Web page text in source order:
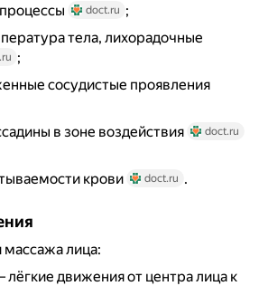
doct.ru ;
тела, лихорадочные
;
сосудистые проявления
в зоне воздействия
doct.ru
крови
doct.ru .
лица:
лёгкие движения от центра лица к